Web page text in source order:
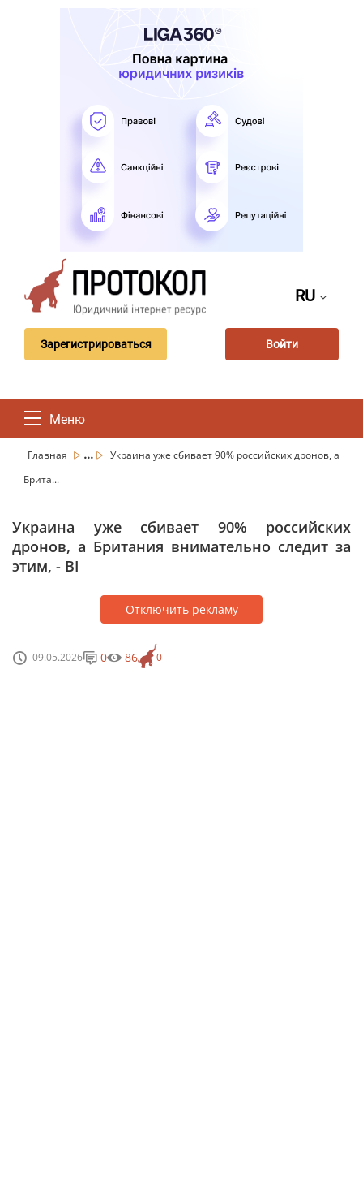
RU
Зарегистрироваться Войти
Меню
Главная ...
Украина уже сбивает 90% российских дронов, а
Брита...
Украина уже сбивает 90% российских
дронов, а Британия внимательно следит за
этим, - BI
Отключить рекламу
09.05.2026 0
0 86